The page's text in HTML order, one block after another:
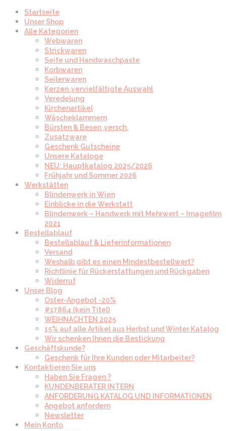
Startseite
Unser Shop
Alle Kategorien
Webwaren
Strickwaren
Seife und Handwaschpaste
Korbwaren
Seilerwaren
Kerzen ,vervielfältigte Auswahl
Veredelung
Kirchenartikel
Wäscheklammern
Bürsten & Besen ,versch.
Zusatzware
Geschenk Gutscheine
Unsere Kataloge
NEU: Hauptkatalog 2025/2026
Frühjahr und Sommer 2026
Werkstätten
Blindenwerk in Wien
Einblicke in die Werkstatt
Blindenwerk – Handwerk mit Mehrwert – Imagefilm
2021
Bestellablauf
Bestellablauf & Lieferinformationen
Versand
Weshalb gibt es einen Mindestbestellwert?
Richtlinie für Rückerstattungen und Rückgaben
Widerruf
Unser Blog
Oster-Angebot -20%
#17864 (kein Titel)
WEIHNACHTEN 2025
15% auf alle Artikel aus Herbst und Winter Katalog
Wir schenken Ihnen die Bestickung
Geschäftskunde?
Geschenk für Ihre Kunden oder Mitarbeiter?
Kontaktieren Sie uns
Haben Sie Fragen ?
KUNDENBERATER INTERN
ANFORDERUNG KATALOG UND INFORMATIONEN
Angebot anfordern
Newsletter
Mein Konto